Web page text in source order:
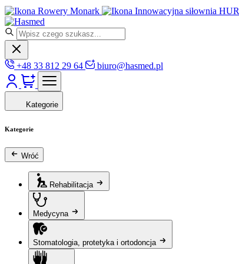
Rowery Monark Innowacyjna siłownia HUR
+48 33 812 29 64 biuro@hasmed.pl
Kategorie
Kategorie
Wróć
Rehabilitacja
Medycyna
Stomatologia, protetyka i ortodoncja